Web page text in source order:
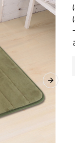
Next